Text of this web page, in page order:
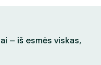
– iš esmės viskas,